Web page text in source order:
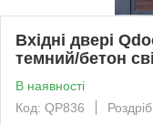
Вхідні двері
темний/бетон
В наявності
Код: QР836
Роздріб